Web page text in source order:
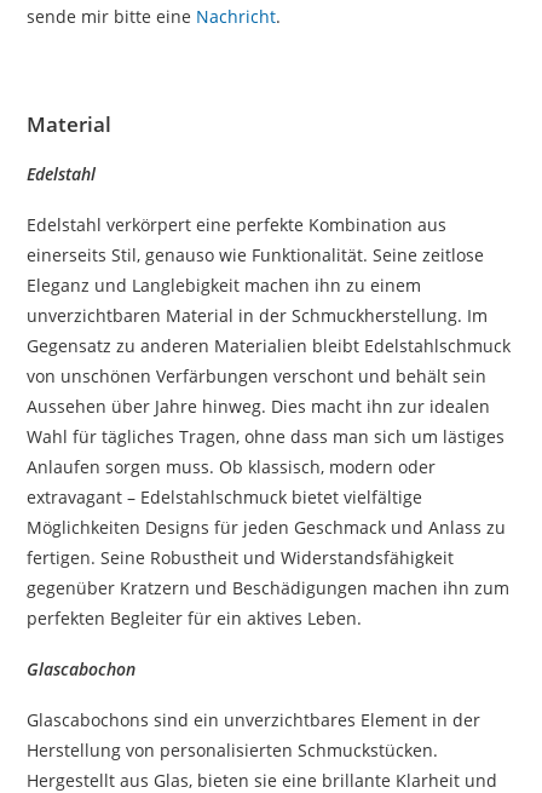
sende mir bitte eine Nachricht.
Material
Edelstahl
Edelstahl verkörpert eine perfekte Kombination aus
einerseits Stil, genauso wie Funktionalität. Seine zeitlose
Eleganz und Langlebigkeit machen ihn zu einem
unverzichtbaren Material in der Schmuckherstellung. Im
Gegensatz zu anderen Materialien bleibt Edelstahlschmuck
von unschönen Verfärbungen verschont und behält sein
Aussehen über Jahre hinweg. Dies macht ihn zur idealen
Wahl für tägliches Tragen, ohne dass man sich um lästiges
Anlaufen sorgen muss. Ob klassisch, modern oder
extravagant – Edelstahlschmuck bietet vielfältige
Möglichkeiten Designs für jeden Geschmack und Anlass zu
fertigen. Seine Robustheit und Widerstandsfähigkeit
gegenüber Kratzern und Beschädigungen machen ihn zum
perfekten Begleiter für ein aktives Leben.
Glascabochon
Glascabochons sind ein unverzichtbares Element in der
Herstellung von personalisierten Schmuckstücken.
Hergestellt aus Glas, bieten sie eine brillante Klarheit und